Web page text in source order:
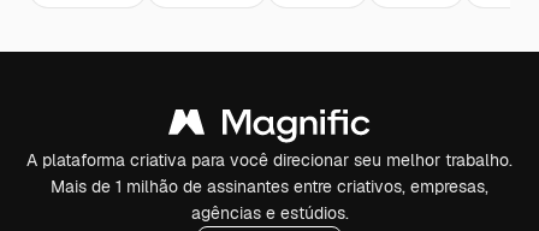
A plataforma criativa para você direcionar seu melhor trabalho.
Mais de 1 milhão de assinantes entre criativos, empresas,
agências e estúdios.